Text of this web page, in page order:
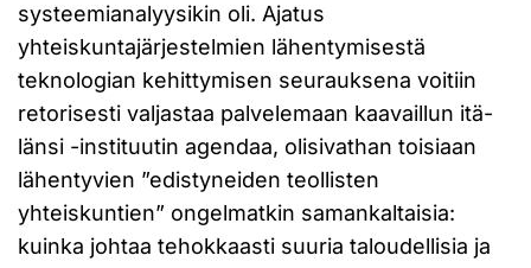
systeemianalyysikin oli. Ajatus
yhteiskuntajärjestelmien lähentymisestä
teknologian kehittymisen seurauksena voitiin
retorisesti valjastaa palvelemaan kaavaillun itä-
länsi -instituutin agendaa, olisivathan toisiaan
lähentyvien ”edistyneiden teollisten
yhteiskuntien” ongelmatkin samankaltaisia:
kuinka johtaa tehokkaasti suuria taloudellisia ja